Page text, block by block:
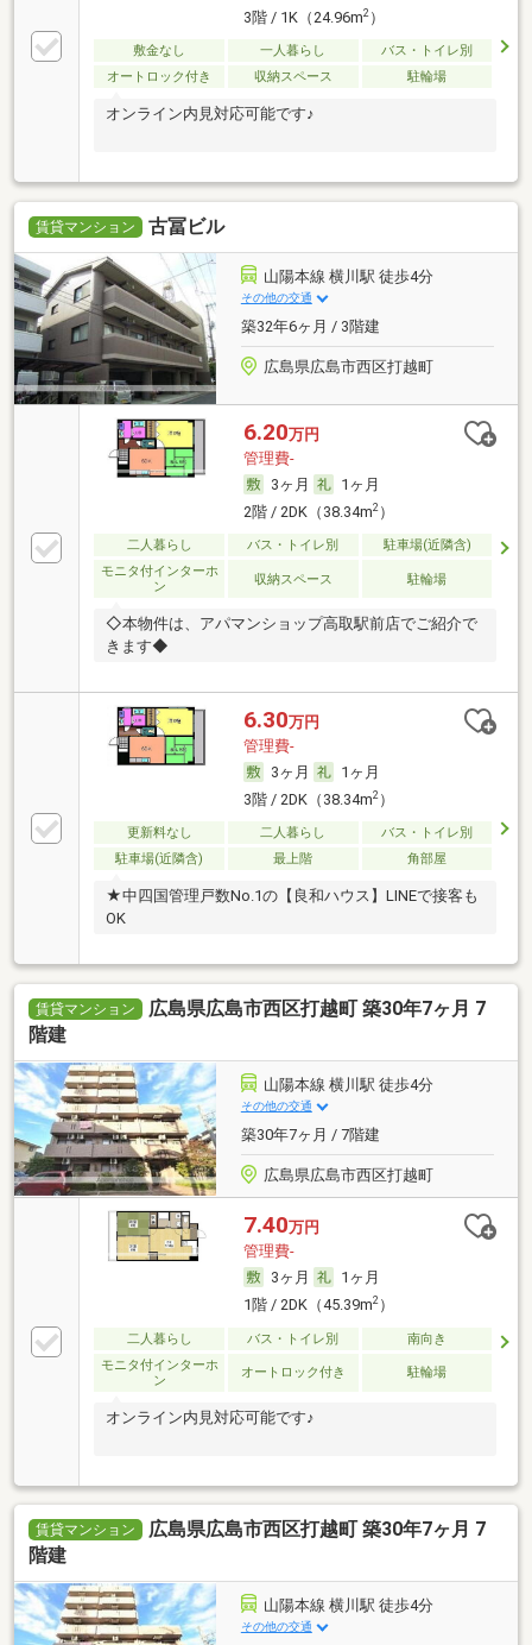
3階 / 1K（24.96m2）
敷金なし 一人暮らし
バス・トイレ別
オートロック付き
収納スペース 駐輪場
オンライン内見対応可能です♪
賃貸マンション 古冨ビル
山陽本線 横川駅 徒歩4分
その他の交通
築32年6ヶ月 / 3階建
広島県広島市西区打越町
6.20万円
管理費-
3ヶ月
1ヶ月
2階 / 2DK（38.34m2）
二人暮らし バス・トイレ別
駐車場(近隣含)
モニタ付インターホ
ン
収納スペース 駐輪場
◇本物件は、アパマンショップ高取駅前店でご紹介で
きます◆
6.30万円
管理費-
3ヶ月
1ヶ月
3階 / 2DK（38.34m2）
更新料なし 二人暮らし
バス・トイレ別
駐車場(近隣含)
最上階 角部屋
★中四国管理戸数No.1の【良和ハウス】LINEで接客も
OK
賃貸マンション
広島県広島市西区打越町 築30年7ヶ月 7
階建
山陽本線 横川駅 徒歩4分
その他の交通
築30年7ヶ月 / 7階建
広島県広島市西区打越町
7.40万円
管理費-
3ヶ月
1ヶ月
1階 / 2DK（45.39m2）
二人暮らし バス・トイレ別
南向き
モニタ付インターホ
ン
オートロック付き 駐輪場
オンライン内見対応可能です♪
賃貸マンション
広島県広島市西区打越町 築30年7ヶ月 7
階建
山陽本線 横川駅 徒歩4分
その他の交通